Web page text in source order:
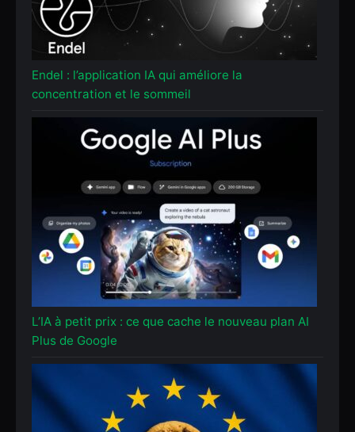
Endel : l’application IA qui améliore la
concentration et le sommeil
L’IA à petit prix : ce que cache le nouveau plan AI
Plus de Google